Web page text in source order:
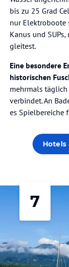
bis zu 25 Grad
nur Elektroboote
Kanus und
gleitest.
Eine besondere
historischen
mehrmals
verbindet. An
es Spielbereiche
Hotels
7